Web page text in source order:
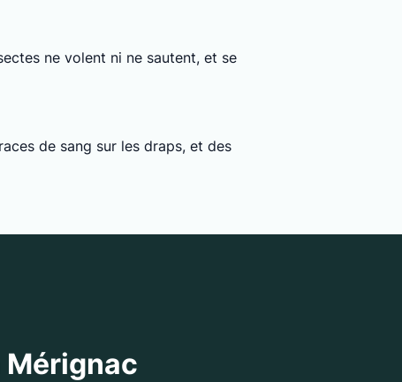
ne volent ni ne sautent, et se
de sang sur les draps, et des
Mérignac